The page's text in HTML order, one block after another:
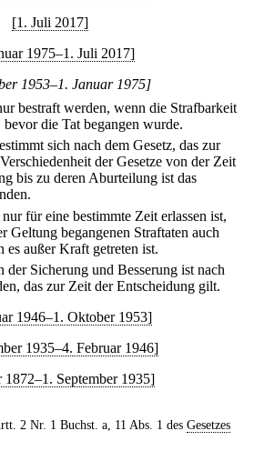
[1. Juli 2017]
1975–1. Juli 2017]
1953–1. Januar 1975]
bestraft werden, wenn die Strafbarkeit
die Tat begangen wurde.
sich nach dem Gesetz, das zur
der Gesetze von der Zeit
bis zu deren Aburteilung ist das
für eine bestimmte Zeit erlassen ist,
Geltung begangenen Straftaten auch
es außer Kraft getreten ist.
der Sicherung und Besserung ist nach
das zur Zeit der Entscheidung gilt.
1946–1. Oktober 1953]
1935–4. Februar 1946]
1872–1. September 1935]
2 Nr. 1 Buchst. a, 11 Abs. 1 des Gesetzes